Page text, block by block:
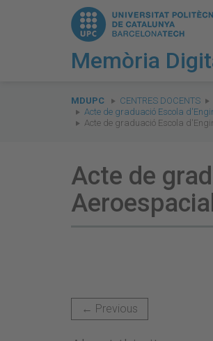
Memòria
are
here:
MDUPC CENTRES DOCENTS
Acte de graduació Escola
Acte de graduació Escola
Acte de
← Previous